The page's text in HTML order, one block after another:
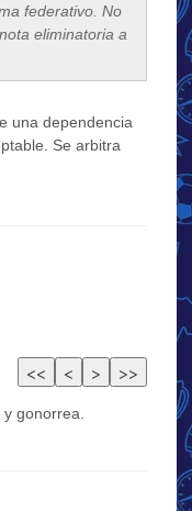
federativo. No
eliminatoria a
una dependencia
Se arbitra
gonorrea.